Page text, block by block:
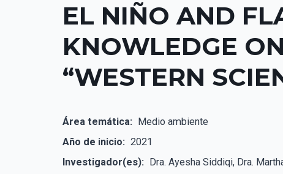
EL NIÑO AND
KNOWLEDGE
“WESTERN
Área temática: Medio ambiente
Año de inicio: 2021
Investigador(es): Dra. Ayesha Siddiqi, Dra.